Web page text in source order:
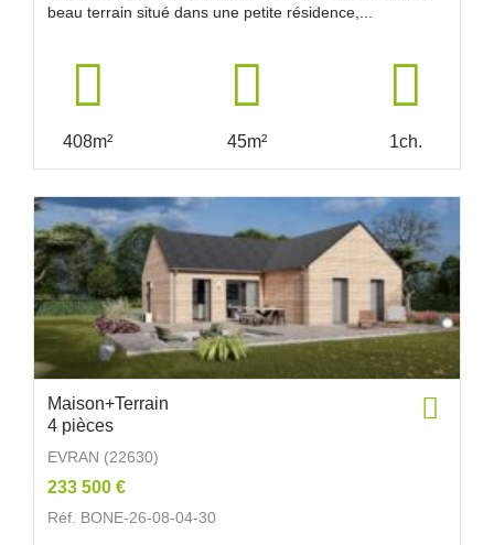
beau terrain situé dans une petite résidence,...
408m² 45m² 1ch.
Maison+Terrain
4 pièces
EVRAN (22630)
233 500 €
Réf. BONE-26-08-04-30